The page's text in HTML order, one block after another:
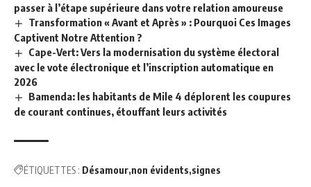
passer à l’étape supérieure dans votre relation amoureuse
Transformation « Avant et Après » : Pourquoi Ces Images
Captivent Notre Attention ?
Cape-Vert: Vers la modernisation du système électoral
avec le vote électronique et l’inscription automatique en
2026
Bamenda: les habitants de Mile 4 déplorent les coupures
de courant continues, étouffant leurs activités
ÉTIQUETTES : Désamour non évidents signes